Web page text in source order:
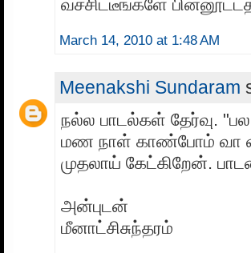
வச்சிட்டீங்களே
March 14, 2010 at 1:48 AM
Meenakshi Sundaram
நல்ல பாடல்கள் தேர்வு.
மண நாள் காண்போம் வா
முதலாய் கேட்கிறேன்.
அன்புடன்
மீனாட்சிசுந்தரம்